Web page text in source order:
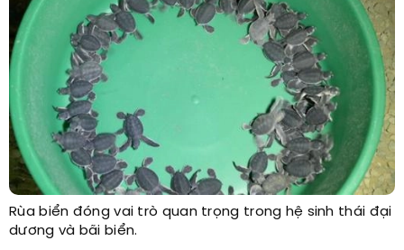
Rùa biển đóng vai trò quan trọng trong hệ sinh thái đại
dương và bãi biển.